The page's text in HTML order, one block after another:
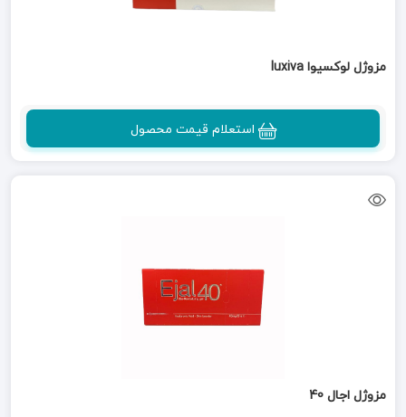
مزوژل لوکسیوا luxiva
استعلام قیمت محصول
مزوژل اجال 40